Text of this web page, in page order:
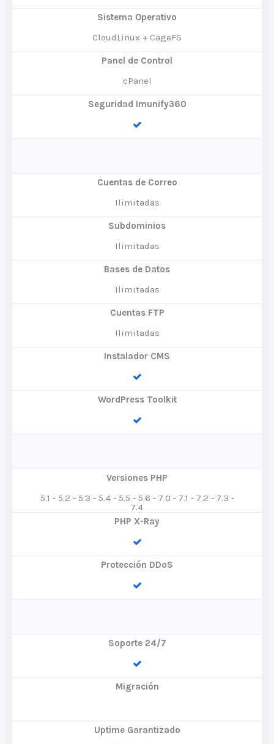
Sistema Operativo
CloudLinux + CageFS
Panel de Control
cPanel
Seguridad Imunify360
Cuentas de Correo
Ilimitadas
Subdominios
Ilimitadas
Bases de Datos
Ilimitadas
Cuentas FTP
Ilimitadas
Instalador CMS
WordPress Toolkit
Versiones PHP
5.1 - 5.2 - 5.3 - 5.4 - 5.5 - 5.6 - 7.0 - 7.1 - 7.2 - 7.3 -
7.4
PHP X-Ray
Protección DDoS
Soporte 24/7
Migración
Uptime Garantizado